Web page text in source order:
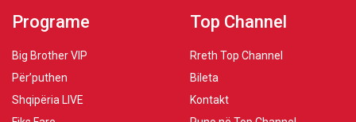
Programe
Big Brother VIP
Për’puthen
Shqipëria LIVE
Top Channel
Rreth Top Channel
Bileta
Kontakt